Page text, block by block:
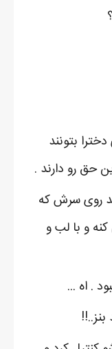
بتونند
حق رو دارند .
روی سرش که
و با لب و
. اه ...